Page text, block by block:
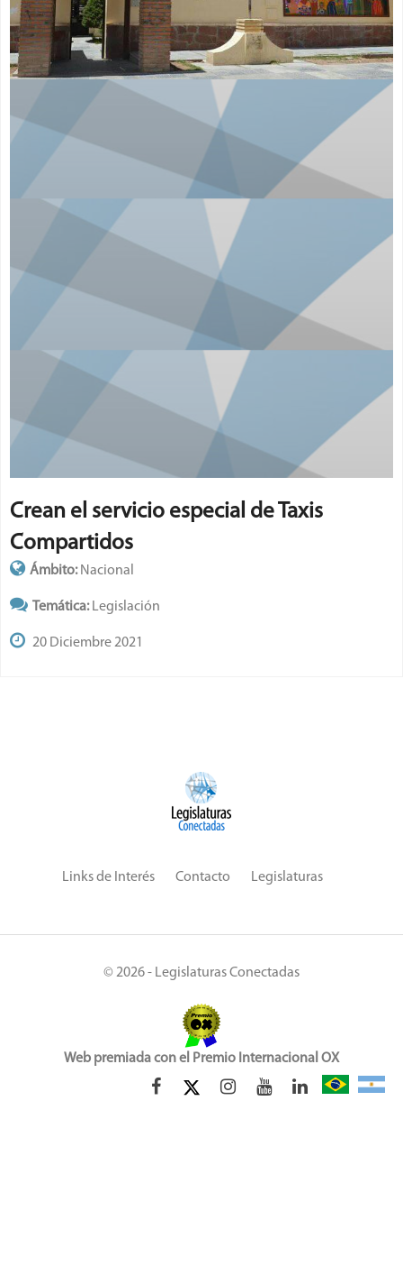
Crean el servicio especial de Taxis
Compartidos
Ámbito:Nacional
Temática:Legislación
20 Diciembre 2021
Links de Interés Contacto Legislaturas
© 2026 - Legislaturas Conectadas
Web premiada con el Premio Internacional OX